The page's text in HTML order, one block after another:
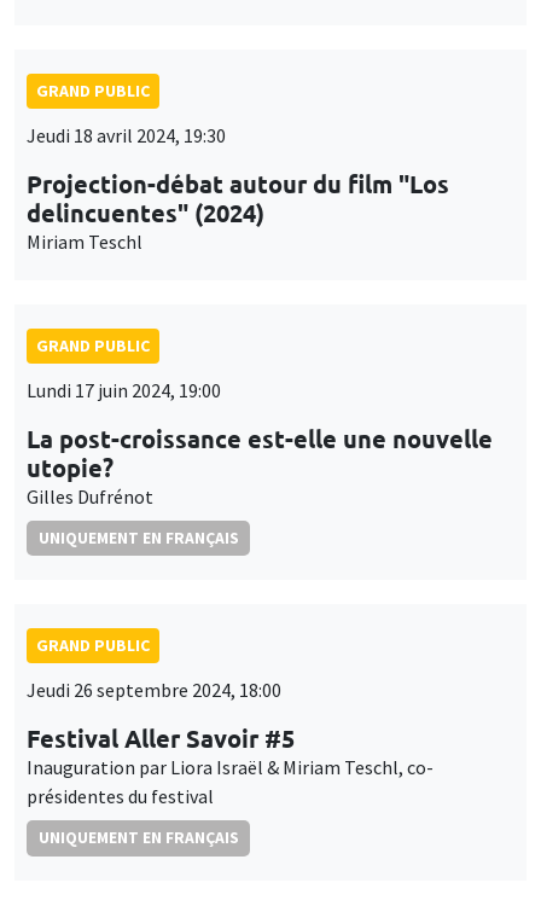
GRAND PUBLIC
Jeudi 18 avril 2024, 19:30
Projection-débat autour du film "Los
delincuentes" (2024)
Miriam Teschl
GRAND PUBLIC
Lundi 17 juin 2024, 19:00
La post-croissance est-elle une nouvelle
utopie?
Gilles Dufrénot
UNIQUEMENT EN FRANÇAIS
GRAND PUBLIC
Jeudi 26 septembre 2024, 18:00
Festival Aller Savoir #5
Inauguration par Liora Israël & Miriam Teschl, co-
présidentes du festival
UNIQUEMENT EN FRANÇAIS